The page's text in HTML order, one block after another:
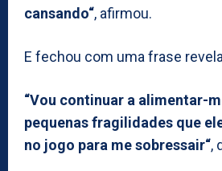
cansando“, afirmou.
E fechou com uma frase
“Vou continuar a alimentar-
pequenas fragilidades que
no jogo para me sobressair“,